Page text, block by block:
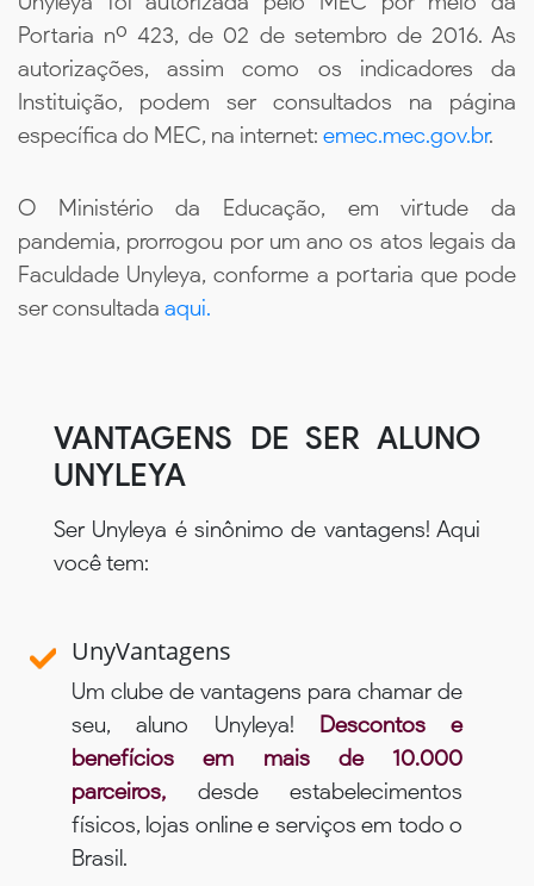
Portaria nº 423, de 02 de setembro de 2016. As
autorizações, assim como os indicadores da
Instituição, podem ser consultados na página
específica do MEC, na internet: emec.mec.gov.br.
O Ministério da Educação, em virtude da
pandemia, prorrogou por um ano os atos legais da
Faculdade Unyleya, conforme a portaria que pode
ser consultada aqui.
VANTAGENS DE SER ALUNO
UNYLEYA
Ser Unyleya é sinônimo de vantagens! Aqui
você tem:
UnyVantagens
Um clube de vantagens para chamar de
seu, aluno Unyleya! Descontos e
benefícios em mais de 10.000
parceiros, desde estabelecimentos
físicos, lojas online e serviços em todo o
Brasil.